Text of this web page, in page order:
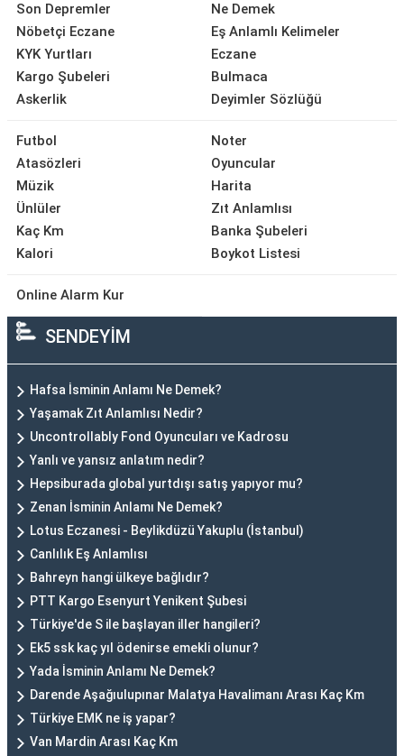
Son Depremler
Nöbetçi Eczane
KYK Yurtları
Kargo Şubeleri
Askerlik
Ne Demek
Eş Anlamlı Kelimeler
Eczane
Bulmaca
Deyimler Sözlüğü
Futbol
Atasözleri
Müzik
Ünlüler
Kaç Km
Kalori
Noter
Oyuncular
Harita
Zıt Anlamlısı
Banka Şubeleri
Boykot Listesi
Online Alarm Kur
SENDEYİM
Hafsa İsminin Anlamı Ne Demek?
Yaşamak Zıt Anlamlısı Nedir?
Uncontrollably Fond Oyuncuları ve Kadrosu
Yanlı ve yansız anlatım nedir?
Hepsiburada global yurtdışı satış yapıyor mu?
Zenan İsminin Anlamı Ne Demek?
Lotus Eczanesi - Beylikdüzü Yakuplu (İstanbul)
Canlılık Eş Anlamlısı
Bahreyn hangi ülkeye bağlıdır?
PTT Kargo Esenyurt Yenikent Şubesi
Türkiye'de S ile başlayan iller hangileri?
Ek5 ssk kaç yıl ödenirse emekli olunur?
Yada İsminin Anlamı Ne Demek?
Darende Aşağıulupınar Malatya Havalimanı Arası Kaç Km
Türkiye EMK ne iş yapar?
Van Mardin Arası Kaç Km